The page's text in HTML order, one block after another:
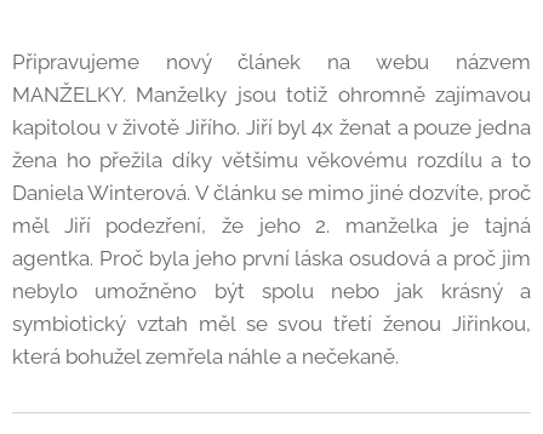
Připravujeme nový článek na webu názvem
MANŽELKY. Manželky jsou totiž ohromně zajímavou
kapitolou v životě Jiřího. Jiří byl 4x ženat a pouze jedna
žena ho přežila díky většímu věkovému rozdílu a to
Daniela Winterová. V článku se mimo jiné dozvíte, proč
měl Jiří podezření, že jeho 2. manželka je tajná
agentka. Proč byla jeho první láska osudová a proč jim
nebylo umožněno být spolu nebo jak krásný a
symbiotický vztah měl se svou třetí ženou Jiřinkou,
která bohužel zemřela náhle a nečekaně.